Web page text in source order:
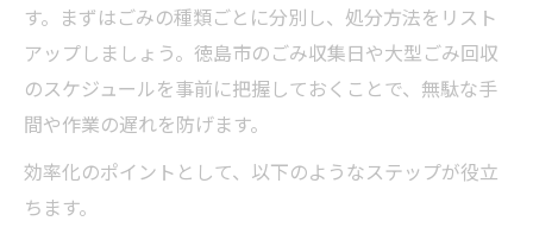
す。まずはごみの種類ごとに分別し、処分方法をリスト
アップしましょう。徳島市のごみ収集日や大型ごみ回収
のスケジュールを事前に把握しておくことで、無駄な手
間や作業の遅れを防げます。
効率化のポイントとして、以下のようなステップが役立
ちます。